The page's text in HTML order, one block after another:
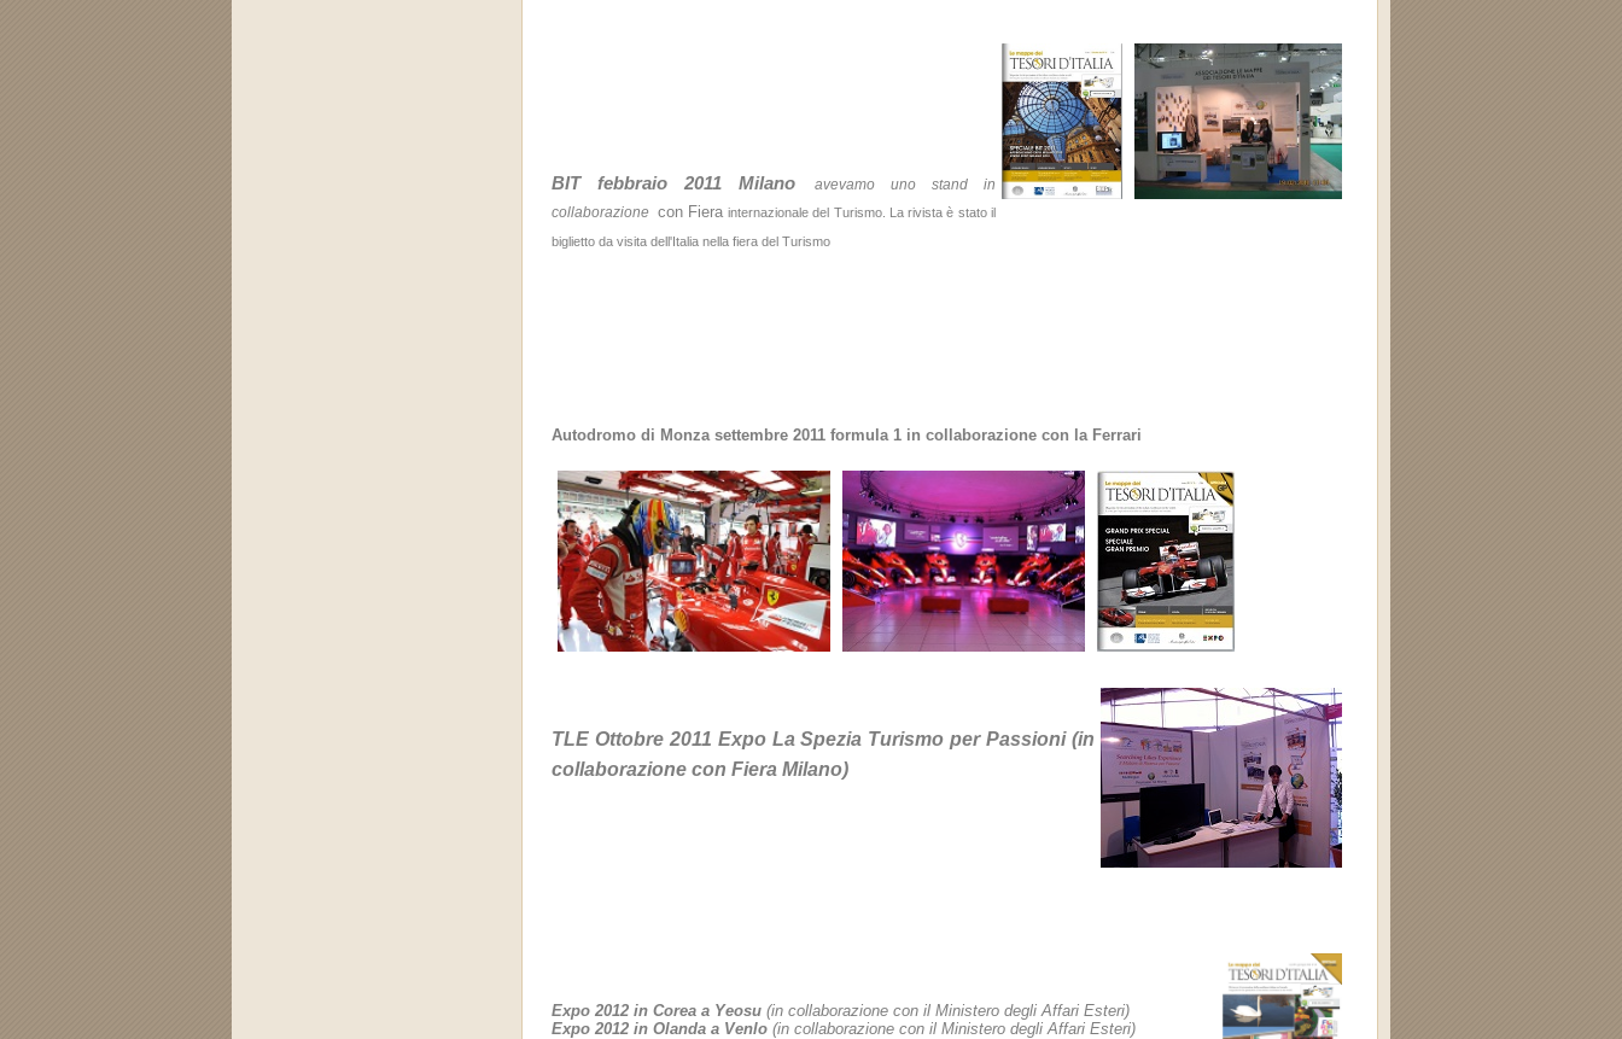
BIT febbraio 2011 Milano
avevamo uno stand in
collaborazione con Fierainternazionale del Turismo. Larivista è stato il
biglietto da visita dell'Italia nella fiera del Turismo
Autodromo di Monza settembre 2011 formula 1 in collaborazione con la Ferrari
TLE Ottobre 2011 Expo La Spezia Turismo per Passioni (in
collaborazione con Fiera Milano)
Expo 2012 in Corea a Yeosu (in collaborazione con il Ministero degli Affari Esteri)
Expo 2012 in Olanda a Venlo (in collaborazione con il Ministero degli Affari Esteri)